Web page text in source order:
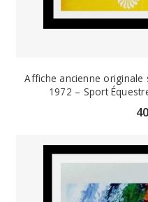
Affiche ancienne originale
1972 – Sport